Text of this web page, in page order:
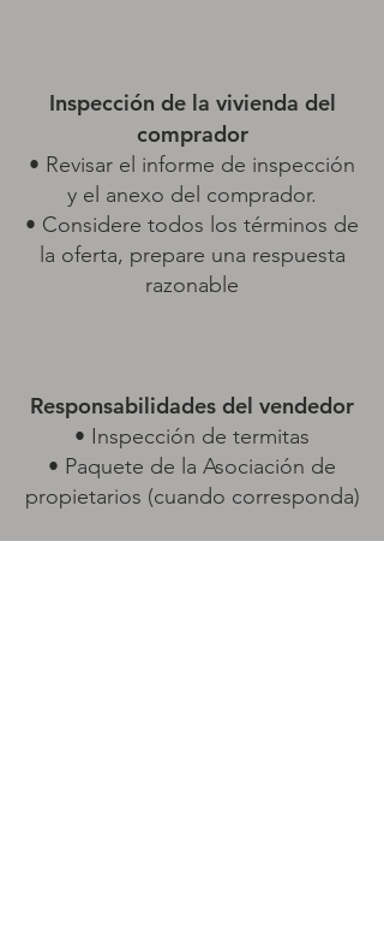
Inspección de la vivienda del
comprador
• Revisar el informe de inspección
y el anexo del comprador.
• Considere todos los términos de
la oferta, prepare una respuesta
razonable
Responsabilidades del vendedor
• Inspección de termitas
• Paquete de la Asociación de
propietarios (cuando corresponda)